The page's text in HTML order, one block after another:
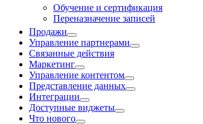
Обучение и сертификация
Переназначение записей
Продажи
Управление партнерами
Связанные действия
Маркетинг
Управление контентом
Представление данных
Интеграции
Доступные виджеты
Что нового